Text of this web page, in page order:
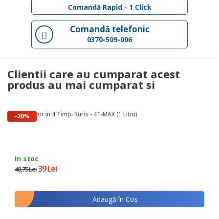
Comandă Rapid - 1 Click
Comandă telefonic
0370-509-006
Clientii care au cumparat acest
produs au mai cumparat si
-20%
Ulei Motor in 4 Timpi Ruris - 4T-MAX (1 Litru)
In stoc
48,75 Lei39 Lei
Adaugă în Coş